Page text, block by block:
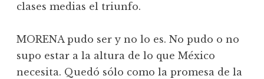
clases medias el triunfo.
MORENA pudo ser y no lo es. No pudo o no
supo estar a la altura de lo que México
necesita. Quedó sólo como la promesa de la